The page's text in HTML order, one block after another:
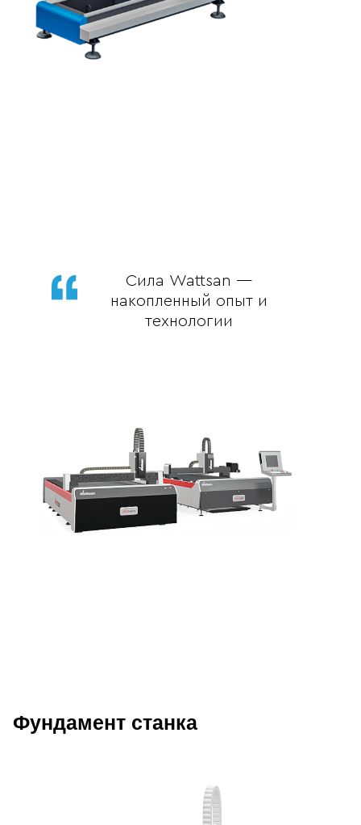
Сила Wattsan —
накопленный опыт и
технологии
Описание преимуществ Wattsan
Фундамент станка